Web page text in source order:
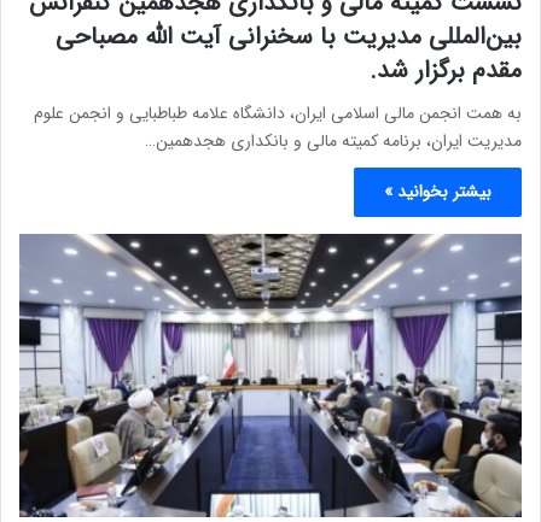
بین‌المللی مدیریت با سخنرانی آیت الله مصباحی
مقدم برگزار شد.
به همت انجمن مالی اسلامی ایران، دانشگاه علامه طباطبایی و انجمن علوم
مدیریت ایران، برنامه کمیته مالی و بانکداری هجدهمین…
بیشتر بخوانید »